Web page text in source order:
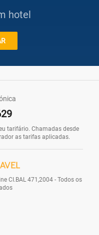
hotel
tarifário. Chamadas desde
as tarifas aplicadas.
CI.BAL 471,2004 - Todos os